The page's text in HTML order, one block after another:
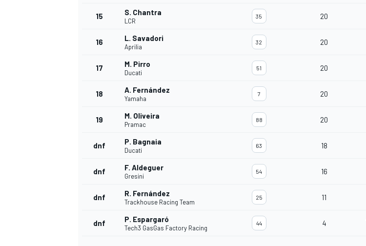
15 S. Chantra
LCR
35 20
16 L. Savadori
Aprilia
32 20
17 M. Pirro
Ducati
51 20
18 A. Fernández
Yamaha
7 20
19 M. Oliveira
Pramac
88 20
dnf P. Bagnaia
Ducati
63 18
dnf F. Aldeguer
Gresini
54 16
dnf R. Fernández
Trackhouse Racing Team
25 11
dnf P. Espargaró
Tech3 GasGas Factory Racing
44 4